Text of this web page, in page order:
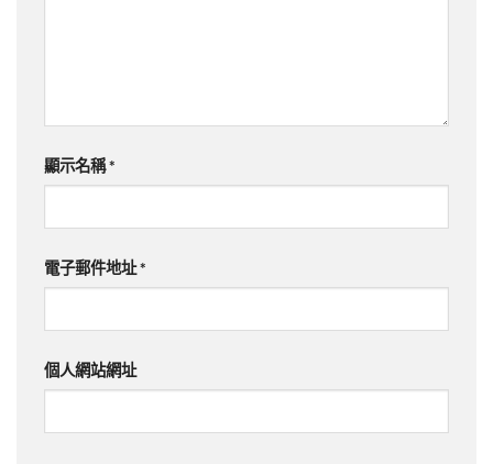
顯示名稱*
電子郵件地址*
個人網站網址